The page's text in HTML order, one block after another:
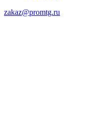
zakaz@promtg.ru